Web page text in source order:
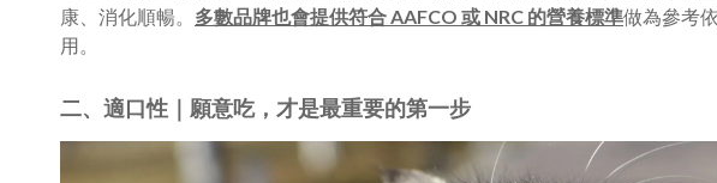
康、消化順暢。 多數品牌也會提供符合 AAFCO 或 NRC 的營養標準做為參考
用。
二、適口性｜願意吃，才是最重要的第一步